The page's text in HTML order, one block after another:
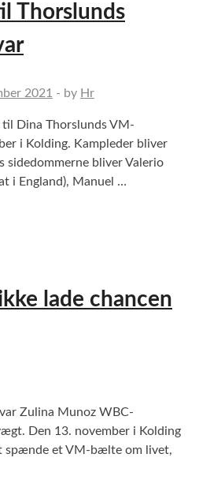
Thorslunds
2021 - by Hr
Dina Thorslunds VM-
i Kolding. Kampleder bliver
sidedommerne bliver Valerio
i England), Manuel …
lade chancen
Zulina Munoz WBC-
Den 13. november i Kolding
spænde et VM-bælte om livet,